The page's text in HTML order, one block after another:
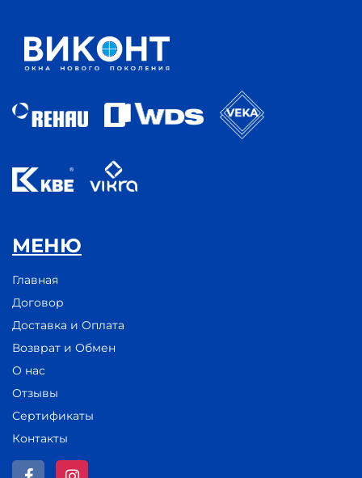
МЕНЮ
Главная
Договор
Доставка и Оплата
Возврат и Обмен
О нас
Отзывы
Сертификаты
Контакты